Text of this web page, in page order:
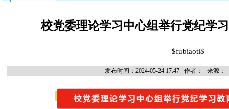
校党委理论学习中心组举行党纪学
$fubiaoti$
发布时间：2024-05-24 17:47 作者： 来源：